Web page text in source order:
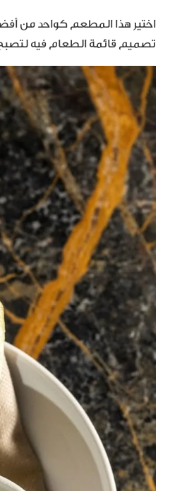
اختير هذا المطعم كواحد من
تصميم قائمة الطعام فيه لتصبح